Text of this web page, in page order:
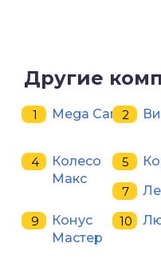
Другие
Mega Car
Колесо
Макс
Конус
Мастер